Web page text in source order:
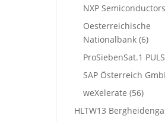
NXP Semiconductors
Oesterreichische
Nationalbank (6)
ProSiebenSat.1
SAP Österreich
weXelerate (56)
HLTW13